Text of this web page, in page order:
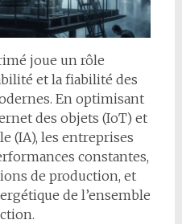
joue un rôle
et la fiabilité des
En optimisant
des objets (IoT) et
(IA), les entreprises
constantes,
de production, et
de l’ensemble